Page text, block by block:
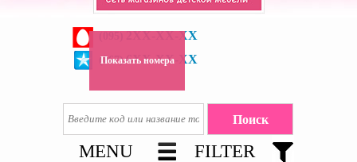
2XX-XX-XX
(067) 6XX-XX-XX
Показать номера
MENU FILTER